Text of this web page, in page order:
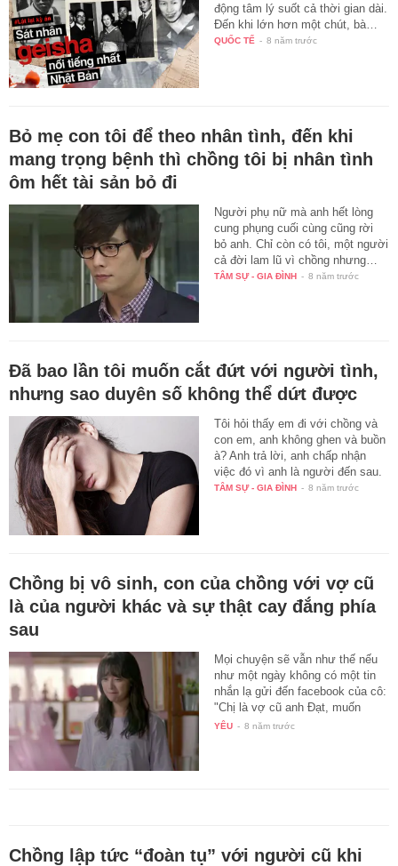
động tâm lý suốt cả thời gian dài.
Đến khi lớn hơn một chút, bà…
QUỐC TẾ - 8 năm trước
Bỏ mẹ con tôi để theo nhân tình, đến khi
mang trọng bệnh thì chồng tôi bị nhân tình
ôm hết tài sản bỏ đi
Người phụ nữ mà anh hết lòng
cung phụng cuối cùng cũng rời
bỏ anh. Chỉ còn có tôi, một người
cả đời lam lũ vì chồng nhưng…
TÂM SỰ - GIA ĐÌNH - 8 năm trước
Đã bao lần tôi muốn cắt đứt với người tình,
nhưng sao duyên số không thể dứt được
Tôi hỏi thấy em đi với chồng và
con em, anh không ghen và buồn
à? Anh trả lời, anh chấp nhận
việc đó vì anh là người đến sau.
TÂM SỰ - GIA ĐÌNH - 8 năm trước
Chồng bị vô sinh, con của chồng với vợ cũ
là của người khác và sự thật cay đắng phía
sau
Mọi chuyện sẽ vẫn như thế nếu
như một ngày không có một tin
nhắn lạ gửi đến facebook của cô:
"Chị là vợ cũ anh Đạt, muốn
gặp…
YÊU - 8 năm trước
Chồng lập tức “đoàn tụ” với người cũ khi